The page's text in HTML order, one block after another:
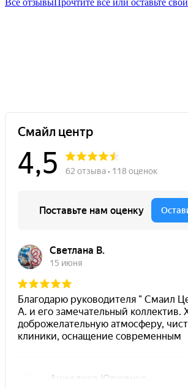
Все отзывы Прочтите все или оставьте свой